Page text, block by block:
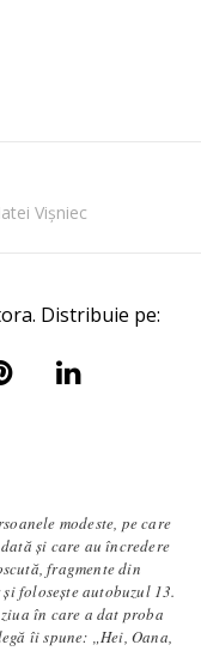
Vișniec
Distribuie pe:
modeste, pe care
şi care au încredere
fragmente din
foloseşte autobuzul 13.
în care a dat proba
îi spune: „Hei, Oana,